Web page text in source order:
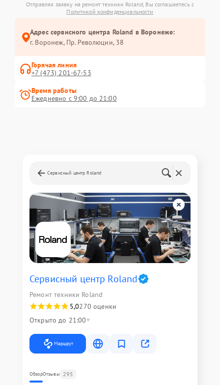
Отправляя заявку на ремонт техники Roland, Вы соглашаетесь с
Политикой конфиденциальности
Адрес сервисного центра Roland в Воронеже:
г. Воронеж, Пр. Революции, 38
Горячая линия
+7 (473) 201-67-53
Время работы
Ежедневно с 9:00 до 21:00
Сервисный центр Roland
Сервисный центр Roland
Ремонт техники Roland
5,0270 оценки
Открыто до 21:00
Маршрут
ОбзорОтзывы 295